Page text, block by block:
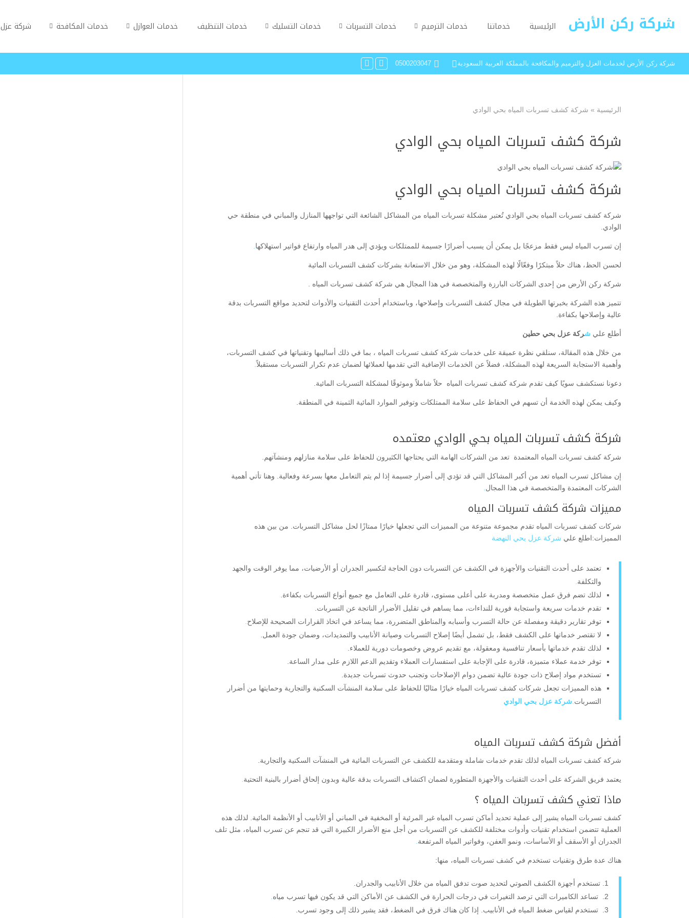
شركة ركن الأرض الرئيسية خدماتنا خدمات الترميم خدمات التسربات خدمات التسليك خدمات التنظيف خدمات العوازل خدمات المكافحة شركة عزل
شركة ركن الأرض لخدمات العزل والترميم والمكافحة بالمملكة العربية السعودية 0500203047
الرئيسية » شركة كشف تسربات المياه بحي الوادي
شركة كشف تسربات المياه بحي الوادي
شركة كشف تسربات المياه بحي الوادي
شركة كشف تسربات المياه بحي الوادي تُعتبر مشكلة تسربات المياه من المشاكل الشائعة التي تواجهها المنازل والمباني في منطقة حي
الوادي.
إن تسرب المياه ليس فقط مزعجًا بل يمكن أن يسبب أضرارًا جسيمة للممتلكات ويؤدي إلى هدر المياه وارتفاع فواتير استهلاكها
لحسن الحظ، هناك حلاً مبتكرًا وفعّالًا لهذه المشكلة، وهو من خلال الاستعانة بشركات كشف التسربات المائية
شركة ركن الأرض من إحدى الشركات البارزة والمتخصصة في هذا المجال هي شركة كشف تسربات المياه .
تتميز هذه الشركة بخبرتها الطويلة في مجال كشف التسربات وإصلاحها، وباستخدام أحدث التقنيات والأدوات لتحديد مواقع التسربات بدقة
عالية وإصلاحها بكفاءة.
أطلع علي شركة عزل بحي حطين
من خلال هذه المقالة، سنلقي نظرة عميقة على خدمات شركة كشف تسربات المياه ، بما في ذلك أساليبها وتقنياتها في كشف التسربات،
وأهمية الاستجابة السريعة لهذه المشكلة، فضلاً عن الخدمات الإضافية التي تقدمها لعملائها لضمان عدم تكرار التسربات مستقبلاً.
دعونا نستكشف سويًا كيف تقدم شركة كشف تسربات المياه حلاً شاملاً وموثوقًا لمشكلة التسربات المائية.
وكيف يمكن لهذه الخدمة أن تسهم في الحفاظ على سلامة الممتلكات وتوفير الموارد المائية الثمينة في المنطقة.
شركة كشف تسربات المياه بحي الوادي معتمده
شركة كشف تسربات المياه المعتمدة تعد من الشركات الهامة التي يحتاجها الكثيرون للحفاظ على سلامة منازلهم ومنشآتهم.
إن مشاكل تسرب المياه تعد من أكبر المشاكل التي قد تؤدي إلى أضرار جسيمة إذا لم يتم التعامل معها بسرعة وفعالية. وهنا تأتي أهمية
الشركات المعتمدة والمتخصصة في هذا المجال
مميزات شركة كشف تسربات المياه
شركات كشف تسربات المياه تقدم مجموعة متنوعة من المميزات التي تجعلها خيارًا ممتازًا لحل مشاكل التسربات. من بين هذه
المميزات:اطلع علي شركة عزل بحي النهضة
تعتمد على أحدث التقنيات والأجهزة في الكشف عن التسربات دون الحاجة لتكسير الجدران أو الأرضيات، مما يوفر الوقت والجهد
والتكلفة
لذلك تضم فرق عمل متخصصة ومدربة على أعلى مستوى، قادرة على التعامل مع جميع أنواع التسربات بكفاءة.
تقدم خدمات سريعة واستجابة فورية للنداءات، مما يساهم في تقليل الأضرار الناتجة عن التسربات.
توفر تقارير دقيقة ومفصلة عن حالة التسرب وأسبابه والمناطق المتضررة، مما يساعد في اتخاذ القرارات الصحيحة للإصلاح
لا تقتصر خدماتها على الكشف فقط، بل تشمل أيضًا إصلاح التسربات وصيانة الأنابيب والتمديدات، وضمان جودة العمل.
لذلك تقدم خدماتها بأسعار تنافسية ومعقولة، مع تقديم عروض وخصومات دورية للعملاء.
توفر خدمة عملاء متميزة، قادرة على الإجابة على استفسارات العملاء وتقديم الدعم اللازم على مدار الساعة.
تستخدم مواد إصلاح ذات جودة عالية تضمن دوام الإصلاحات وتجنب حدوث تسربات جديدة.
هذه المميزات تجعل شركات كشف تسربات المياه خيارًا مثاليًا للحفاظ على سلامة المنشآت السكنية والتجارية وحمايتها من أضرار
التسربات شركة عزل بحي الوادي
أفضل شركة كشف تسربات المياه
شركة كشف تسربات المياه لذلك تقدم خدمات شاملة ومتقدمة للكشف عن التسربات المائية في المنشآت السكنية والتجارية.
يعتمد فريق الشركة على أحدث التقنيات والأجهزة المتطورة لضمان اكتشاف التسربات بدقة عالية وبدون إلحاق أضرار بالبنية التحتية
ماذا تعني كشف تسربات المياه ؟
كشف تسربات المياه يشير إلى عملية تحديد أماكن تسرب المياه غير المرئية أو المخفية في المباني أو الأنابيب أو الأنظمة المائية. لذلك هذه
العملية تتضمن استخدام تقنيات وأدوات مختلفة للكشف عن التسربات من أجل منع الأضرار الكبيرة التي قد تنجم عن تسرب المياه، مثل تلف
الجدران أو الأسقف أو الأساسات، ونمو العفن، وفواتير المياه المرتفعة
هناك عدة طرق وتقنيات تستخدم في كشف تسربات المياه، منها:
تستخدم أجهزة الكشف الصوتي لتحديد صوت تدفق المياه من خلال الأنابيب والجدران.
تساعد الكاميرات التي ترصد التغيرات في درجات الحرارة في الكشف عن الأماكن التي قد يكون فيها تسرب مياه
تستخدم لقياس ضغط المياه في الأنابيب. إذا كان هناك فرق في الضغط، فقد يشير ذلك إلى وجود تسرب.